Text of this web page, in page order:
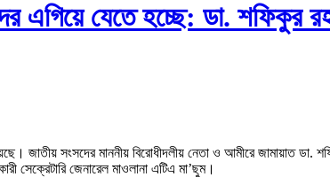
এগিয়ে যেতে হচ্ছে: ডা. শফিকুর
জাতীয় সংসদের মাননীয় বিরোধীদলীয় নেতা ও আমীরে জামায়াত ডা.
জেনারেল মাওলানা এটিএ মা’ছুম।